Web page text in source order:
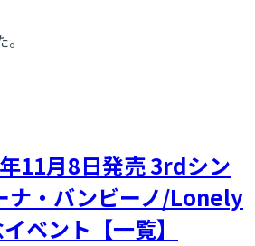
11月8日発売 3rdシン
ナ・バンビーノ/Lonely
ベント【一覧】